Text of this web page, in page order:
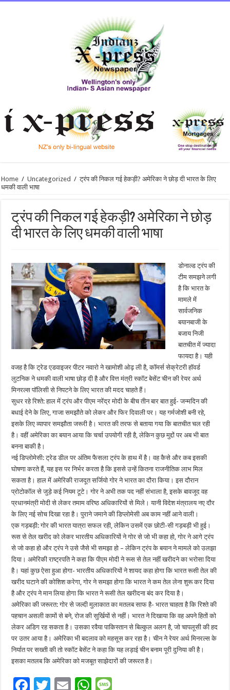
Home / Uncategorized / ट्रंप की निकल गई हेकड़ी? अमेरिका ने छोड़ दी भारत के लिए
धमकी वाली भाषा
ट्रंप की निकल गई हेकड़ी? अमेरिका ने छोड़
दी भारत के लिए धमकी वाली भाषा
डोनाल्ड ट्रंप की
टीम समझने लगी
है कि भारत के
मामले में
सार्वजनिक
बयानबाजी के
बजाय निजी
बातचीत में ज्यादा
फायदा है। यही
वजह है कि ट्रेड एडवाइजर पीटर नवारो ने खामोशी ओढ़ ली है, कॉमर्स सेक्रेटरी हॉवर्ड
लुटनिक ने धमकी वाली भाषा छोड़ दी है और वित्त मंत्री स्कॉट बेसेंट चीन की रेयर अर्थ
मिनरल्स पॉलिसी से निपटने के लिए भारत की मदद चाहते हैं।
सुधर रहे रिश्ते: हाल में ट्रंप और पीएम नरेंद्र मोदी के बीच तीन बार बात हुई- जन्मदिन की
बधाई देने के लिए, गाजा समझौते को लेकर और फिर दिवाली पर। यह गर्मजोशी बनी रहे,
इसके लिए व्यापार समझौता जरूरी है। भारत की तरफ से बताया गया कि बातचीत चल रही
है। वहीं अमेरिका का बयान आया कि चर्चा उपयोगी रही है, लेकिन कुछ मुद्दों पर अब भी बात
बनना बाकी है।
नई डिप्लोमेसी: ट्रेड डील पर अंतिम फैसला ट्रंप के हाथ में है। वह कैसे और कब इसकी
घोषणा करते हैं, यह इस पर निर्भर करता है कि इससे उन्हें कितना राजनीतिक लाभ मिल
सकता है। हाल में अमेरिकी राजदूत सर्जियो गोर ने भारत का दौरा किया। इस दौरान
प्रोटोकॉल से जुड़े कई नियम टूटे। गोर ने अभी तक पद नहीं संभाला है, इसके बावजूद वह
प्रधानमंत्री मोदी से लेकर तमाम वरिष्ठ अधिकारियों से मिले। यानी विदेश मंत्रालय नए दौर
के लिए नई सोच दिखा रहा है। पुराने जमाने की डिप्लोमेसी अब काम नहीं आने वाली।
एक गड़बड़ी: गोर की भारत यात्रा सफल रही, लेकिन उसमें एक छोटी-सी गड़बड़ी भी हुई।
रूस से तेल खरीद को लेकर भारतीय अधिकारियों ने गोर से जो भी कहा हो, गोर ने आगे ट्रंप
से जो कहा हो और ट्रंप ने उसे जैसे भी समझा हो – लेकिन ट्रंप के बयान ने मामले को उलझा
दिया। अमेरिकी राष्ट्रपति ने कहा कि पीएम मोदी ने रूस से तेल नहीं खरीदने का भरोसा दिया
है। यहां कुछ ऐसा हुआ होगा- भारतीय अधिकारियों ने शायद कहा होगा कि भारत रूसी तेल की
खरीद घटाने की कोशिश करेगा, गोर ने समझा होगा कि भारत ने कम तेल लेना शुरू कर दिया
है और ट्रंप ने मान लिया होगा कि भारत ने रूसी तेल खरीदना बंद कर दिया है।
अमेरिका की जरूरत: गोर से जल्दी मुलाकात का मतलब साफ है- भारत चाहता है कि रिश्ते की
पहचान असली कामों से बने, रोज की सुर्खियों से नहीं। भारत ने दिखाया कि वह अपने हितों को
लेकर अडिग रह सकता है। उसका रवैया पाकिस्तान से बिल्कुल अलग है, जो चापलूसी की हद
पर उतर आया है। अमेरिका भी बदलाव को महसूस कर रहा है। चीन ने रेयर अर्थ मिनरल्स के
निर्यात पर सख्ती की तो स्कॉट बेसेंट ने कहा कि यह लड़ाई चीन बनाम पूरी दुनिया की है।
इसका मतलब कि अमेरिका को मजबूत साझेदारों की जरूरत है।
F
T
E
W